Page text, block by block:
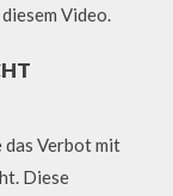
Video.
das Verbot mit
Diese